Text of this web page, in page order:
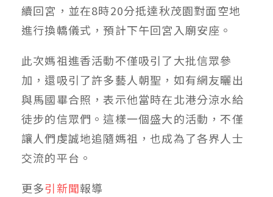
續回宮，並在8時20分抵達秋茂園對面空地
進行換轎儀式，預計下午回宮入廟安座。
此次媽祖進香活動不僅吸引了大批信眾參
加，還吸引了許多藝人朝聖，如有網友曬出
與馬國畢合照，表示他當時在北港分涼水給
徒步的信眾們。這樣一個盛大的活動，不僅
讓人們虔誠地追隨媽祖，也成為了各界人士
交流的平台。
更多引新聞報導